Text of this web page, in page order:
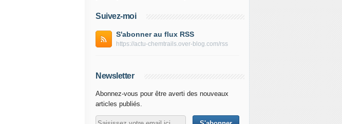
Suivez-moi
S'abonner au flux RSS
https://actu-chemtrails.over-blog.com/rss
Newsletter
Abonnez-vous pour être averti des nouveaux
articles publiés.